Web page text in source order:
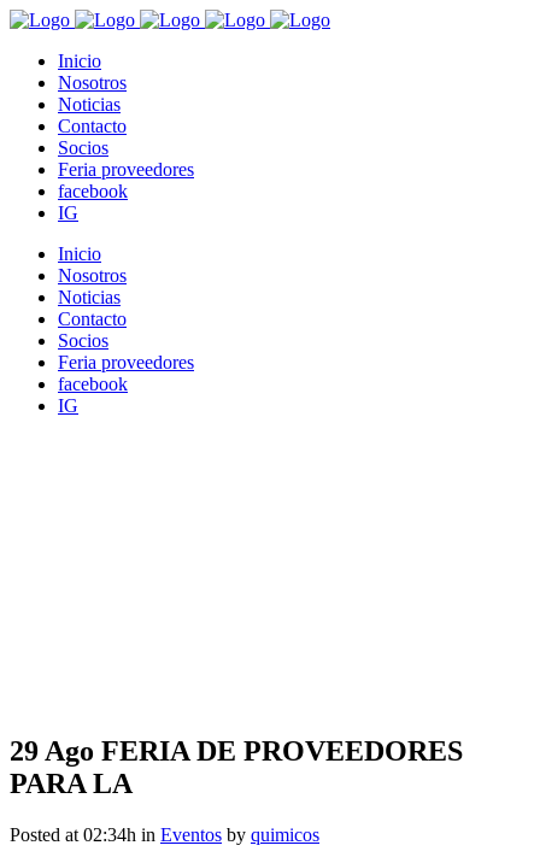
Inicio
Nosotros
Noticias
Contacto
Socios
Feria proveedores
facebook
IG
Inicio
Nosotros
Noticias
Contacto
Socios
Feria proveedores
facebook
IG
29 Ago FERIA DE PROVEEDORES
PARA LA
Posted at 02:34h in Eventos by quimicos